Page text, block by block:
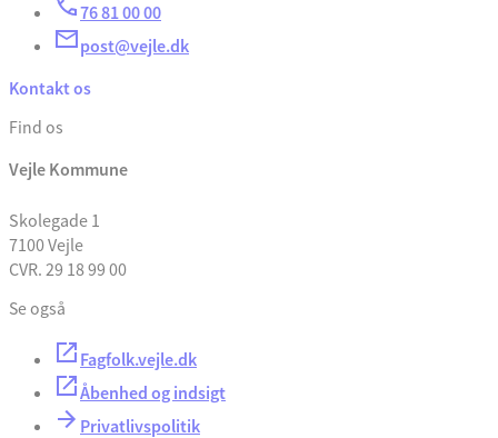
76 81 00 00
post@vejle.dk
Kontakt os
Find os
Vejle Kommune
Skolegade 1
7100 Vejle
CVR. 29 18 99 00
Se også
Fagfolk.vejle.dk
Åbenhed og indsigt
Privatlivspolitik